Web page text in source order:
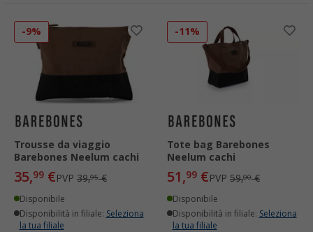
-9%
Trousse da viaggio
Barebones Neelum cachi
35,99 €PVP 39,95€
Disponibile
Disponibilità in filiale: Seleziona
la tua filiale
-11%
Tote bag Barebones
Neelum cachi
51,99 €PVP 59,00€
Disponibile
Disponibilità in filiale: Seleziona
la tua filiale